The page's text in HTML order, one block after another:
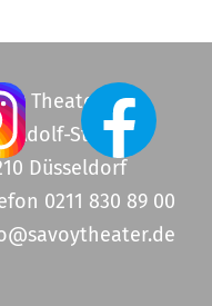
Theater
Adolf-Straße 47
Düsseldorf
0211 830 89 00